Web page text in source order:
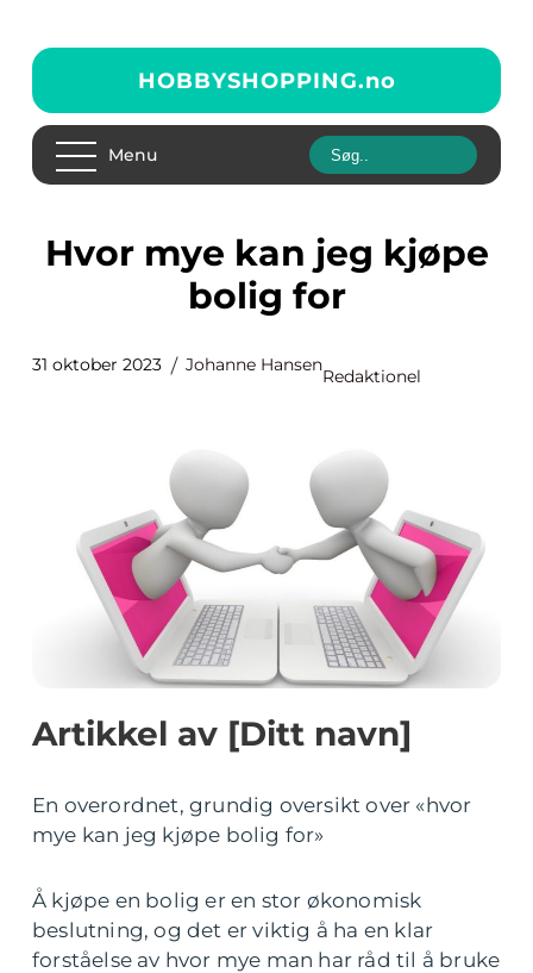
HOBBYSHOPPING.no
Menu
Hvor mye kan jeg kjøpe
bolig for
31 oktober 2023 Johanne Hansen
Redaktionel
Artikkel av [Ditt navn]
En overordnet, grundig oversikt over «hvor
mye kan jeg kjøpe bolig for»
Å kjøpe en bolig er en stor økonomisk
beslutning, og det er viktig å ha en klar
forståelse av hvor mye man har råd til å bruke